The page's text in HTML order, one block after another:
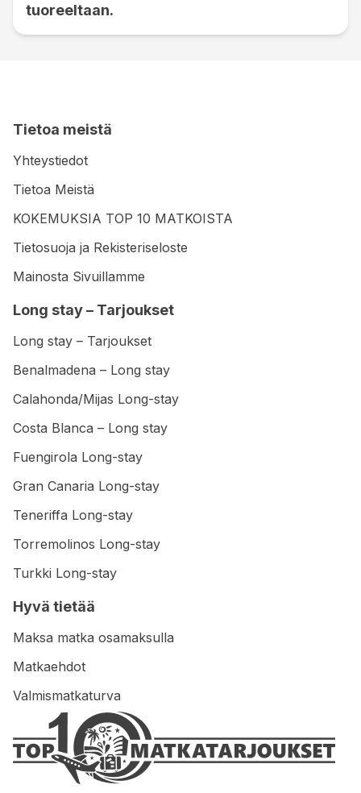
tuoreeltaan.
Tietoa meistä
Yhteystiedot
Tietoa Meistä
KOKEMUKSIA TOP 10 MATKOISTA
Tietosuoja ja Rekisteriseloste
Mainosta Sivuillamme
Long stay – Tarjoukset
Long stay – Tarjoukset
Benalmadena – Long stay
Calahonda/Mijas Long-stay
Costa Blanca – Long stay
Fuengirola Long-stay
Gran Canaria Long-stay
Teneriffa Long-stay
Torremolinos Long-stay
Turkki Long-stay
Hyvä tietää
Maksa matka osamaksulla
Matkaehdot
Valmismatkaturva